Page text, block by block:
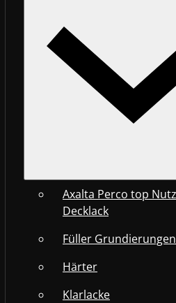
Axalta Perco top
Decklack
Füller
Härter
Klarlacke